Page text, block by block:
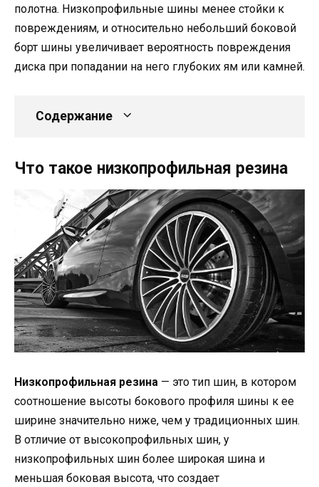
полотна. Низкопрофильные шины менее стойки к
повреждениям, и относительно небольший боковой
борт шины увеличивает вероятность повреждения
диска при попадании на него глубоких ям или камней.
Содержание
Что такое низкопрофильная резина
Низкопрофильная резина — это тип шин, в котором
соотношение высоты бокового профиля шины к ее
ширине значительно ниже, чем у традиционных шин.
В отличие от высокопрофильных шин, у
низкопрофильных шин более широкая шина и
меньшая боковая высота, что создает